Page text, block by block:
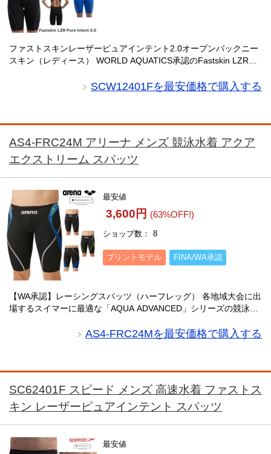
ファストスキンレーザーピュアインテント2.0オープンバックニー
スキン（レディース） WORLD AQUATICS承認のFastskin LZR
SCW12401Fを最安価格で購入する
AS4-FRC24M アリーナ メンズ 競泳水着 アクア
エクストリーム スパッツ
最安値
3,600円 (63%OFF!)
ショップ数 8
プリントモデル FINA/WA承認
【WA承認】レーシングスパッツ（ハーフレッグ） 各地域大会に出
場するスイマーに最適な「AQUA ADVANCED」シリーズの競泳水
対応しています。・・・AS4-FRC24Mを最安価格で購入する
SC62401F スピード メンズ 高速水着 ファストス
キン レーザーピュアインテント スパッツ
最安値